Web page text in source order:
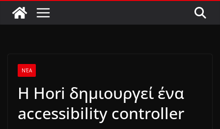
ΝΈΑ
Η Hori δημιουργεί ένα
accessibility controller